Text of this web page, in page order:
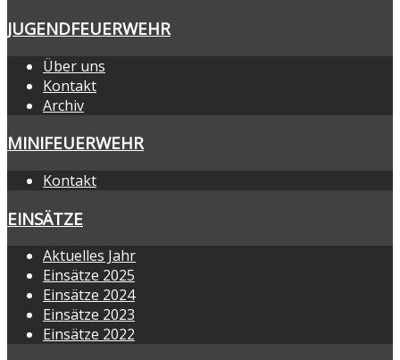
JUGENDFEUERWEHR
Über uns
Kontakt
Archiv
MINIFEUERWEHR
Kontakt
EINSÄTZE
Aktuelles Jahr
Einsätze 2025
Einsätze 2024
Einsätze 2023
Einsätze 2022